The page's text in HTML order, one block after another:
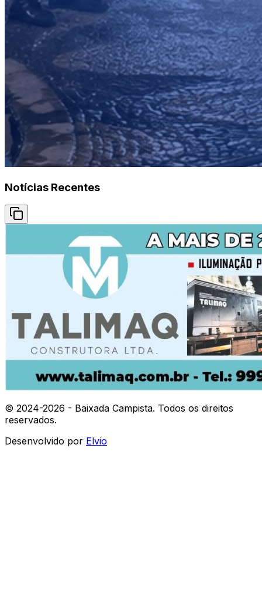
Notícias Recentes
© 2024-2026 - Baixada Campista. Todos os direitos
reservados.
Desenvolvido por Elvio